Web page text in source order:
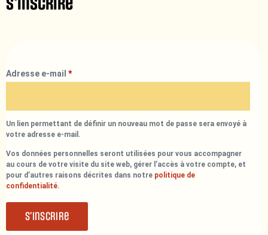
S’inscrire
Adresse e-mail *
Un lien permettant de définir un nouveau mot de passe sera envoyé à
votre adresse e-mail.
Vos données personnelles seront utilisées pour vous accompagner
au cours de votre visite du site web, gérer l’accès à votre compte, et
pour d’autres raisons décrites dans notre politique de
confidentialité.
S’inscrire